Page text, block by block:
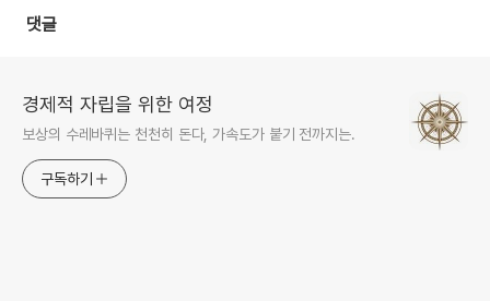
댓글
경제적 자립을 위한 여정
보상의 수레바퀴는 천천히 돈다, 가속도가 붙기 전까지는.
구독하기